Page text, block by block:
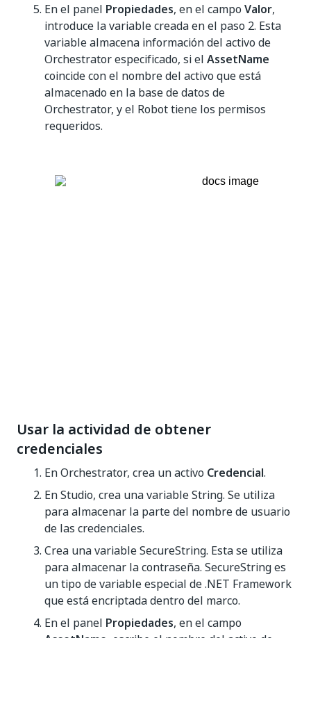
En el panel Propiedades, en el campo Valor,
introduce la variable creada en el paso 2. Esta
variable almacena información del activo de
Orchestrator especificado, si el AssetName
coincide con el nombre del activo que está
almacenado en la base de datos de
Orchestrator, y el Robot tiene los permisos
requeridos.
Usar la actividad de obtener
credenciales
En Orchestrator, crea un activo Credencial.
En Studio, crea una variable String. Se utiliza
para almacenar la parte del nombre de usuario
de las credenciales.
Crea una variable SecureString. Esta se utiliza
para almacenar la contraseña. SecureString es
un tipo de variable especial de .NET Framework
que está encriptada dentro del marco.
En el panel Propiedades, en el campo
AssetName , escribe el nombre del activo de